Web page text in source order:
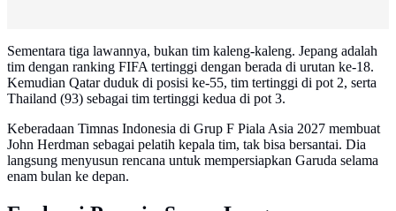
Sementara tiga lawannya, bukan tim kaleng-kaleng. Jepang adalah
tim dengan ranking FIFA tertinggi dengan berada di urutan ke-18.
Kemudian Qatar duduk di posisi ke-55, tim tertinggi di pot 2, serta
Thailand (93) sebagai tim tertinggi kedua di pot 3.
Keberadaan Timnas Indonesia di Grup F Piala Asia 2027 membuat
John Herdman sebagai pelatih kepala tim, tak bisa bersantai. Dia
langsung menyusun rencana untuk mempersiapkan Garuda selama
enam bulan ke depan.